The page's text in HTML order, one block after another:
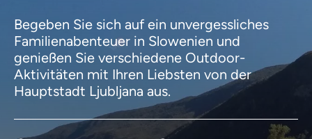
Begeben Sie sich auf ein unvergessliches
Familienabenteuer in Slowenien und
genießen Sie verschiedene Outdoor-
Aktivitäten mit Ihren Liebsten von der
Hauptstadt Ljubljana aus.